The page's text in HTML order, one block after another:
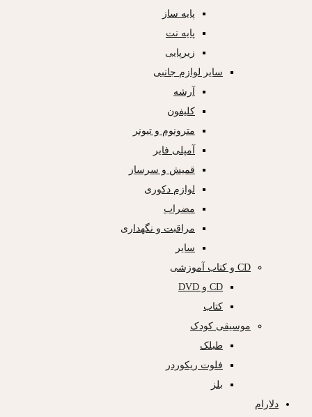
پایه ساز
پایه نت
زیرپایی
سایر لوازم جانبی
آرشه
کلیفون
مترونوم و تیونر
آمپلی فایر
قمیش و سرساز
لوازم دکوری
مضراب
مراقبت و نگهداری
سایر
CD و کتاب آموزشی
CD و DVD
کتاب
موسیقی کودک
طبلک
فلوت ریکوردر
بلز
دلارام